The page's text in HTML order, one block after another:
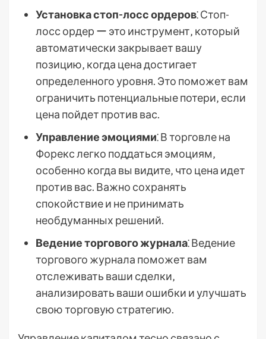
Установка стоп-лосс ордеров⁚ Стоп-
лосс ордер ー это инструмент‚ который
автоматически закрывает вашу
позицию‚ когда цена достигает
определенного уровня. Это поможет вам
ограничить потенциальные потери‚ если
цена пойдет против вас.
Управление эмоциями⁚ В торговле на
Форекс легко поддаться эмоциям‚
особенно когда вы видите‚ что цена идет
против вас. Важно сохранять
спокойствие и не принимать
необдуманных решений.
Ведение торгового журнала⁚ Ведение
торгового журнала поможет вам
отслеживать ваши сделки‚
анализировать ваши ошибки и улучшать
свою торговую стратегию.